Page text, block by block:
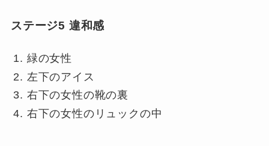
ステージ5 違和感
緑の女性
左下のアイス
右下の女性の靴の裏
右下の女性のリュックの中